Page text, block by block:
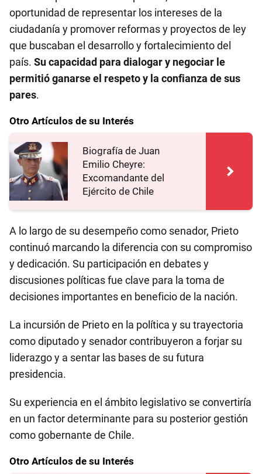
oportunidad de representar los intereses de la
ciudadanía y promover reformas y proyectos de ley
que buscaban el desarrollo y fortalecimiento del
país. Su capacidad para dialogar y negociar le
permitió ganarse el respeto y la confianza de sus
pares.
Otro Artículos de su Interés
Biografía de Juan
Emilio Cheyre:
Excomandante del
Ejército de Chile
A lo largo de su desempeño como senador, Prieto
continuó marcando la diferencia con su compromiso
y dedicación. Su participación en debates y
discusiones políticas fue clave para la toma de
decisiones importantes en beneficio de la nación.
La incursión de Prieto en la política y su trayectoria
como diputado y senador contribuyeron a forjar su
liderazgo y a sentar las bases de su futura
presidencia.
Su experiencia en el ámbito legislativo se convertiría
en un factor determinante para su posterior gestión
como gobernante de Chile.
Otro Artículos de su Interés